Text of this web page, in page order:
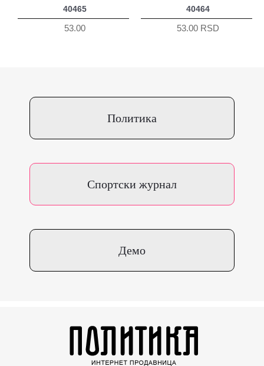
40465
53.00
40464
53.00 RSD
Политика
Спортски журнал
Демо